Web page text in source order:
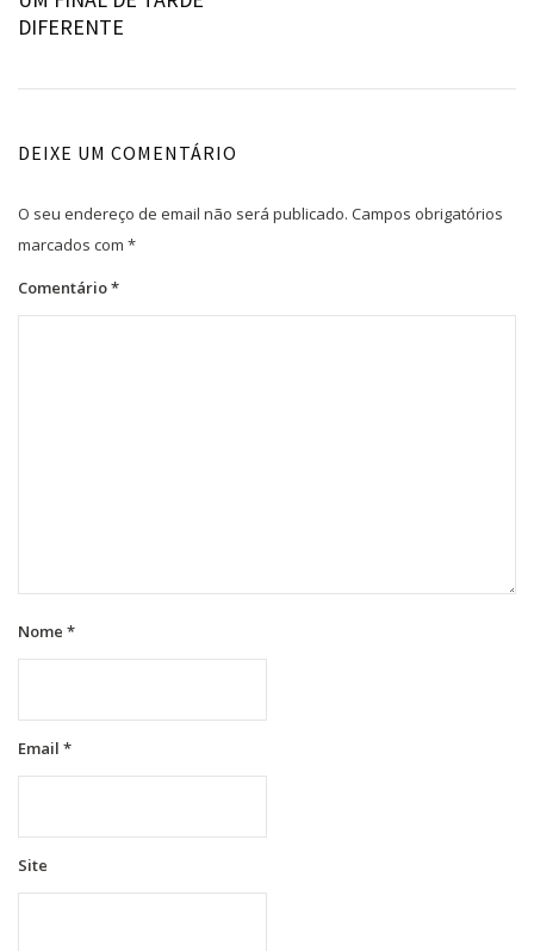
de
DIFERENTE
DEIXE UM COMENTÁRIO
O seu endereço de email não será publicado. Campos obrigatórios
marcados com *
Comentário*
Nome *
Email *
Site